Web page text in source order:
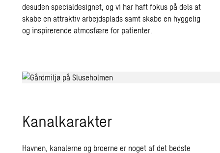
desuden specialdesignet, og vi har haft fokus på dels at
skabe en attraktiv arbejdsplads samt skabe en hyggelig
og inspirerende atmosfære for patienter.
Kanalkarakter
Havnen, kanalerne og broerne er noget af det bedste